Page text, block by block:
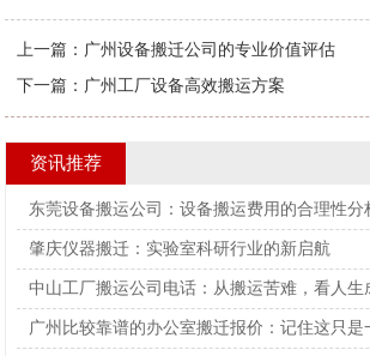
上一篇： 广州设备搬迁公司的专业价值评估
下一篇： 广州工厂设备高效搬运方案
资讯推荐
东莞设备搬运公司：设备搬运费用的合理性分
肇庆仪器搬迁：实验室科研行业的新启航
中山工厂搬运公司电话：从搬运苦难，看人生
广州比较靠谱的办公室搬迁报价：记住这只是